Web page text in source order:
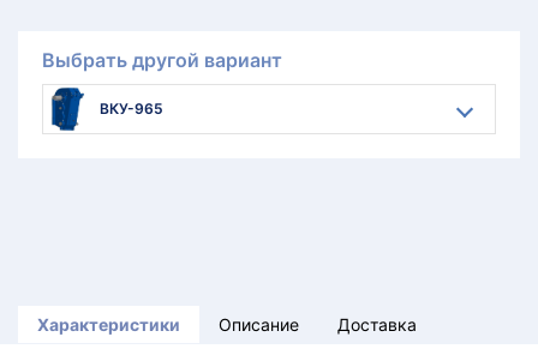
Выбрать другой вариант
ВКУ-965
Характеристики Описание Доставка